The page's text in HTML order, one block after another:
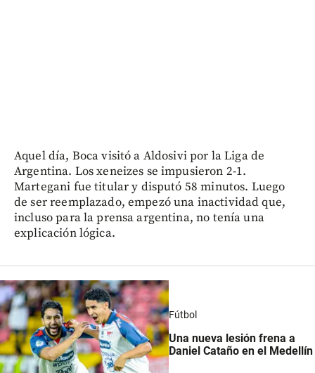
Aquel día, Boca visitó a Aldosivi por la Liga de
Argentina. Los xeneizes se impusieron 2-1.
Martegani fue titular y disputó 58 minutos. Luego
de ser reemplazado, empezó una inactividad que,
incluso para la prensa argentina, no tenía una
explicación lógica.
Fútbol
Una nueva lesión frena a
Daniel Cataño en el Medellín